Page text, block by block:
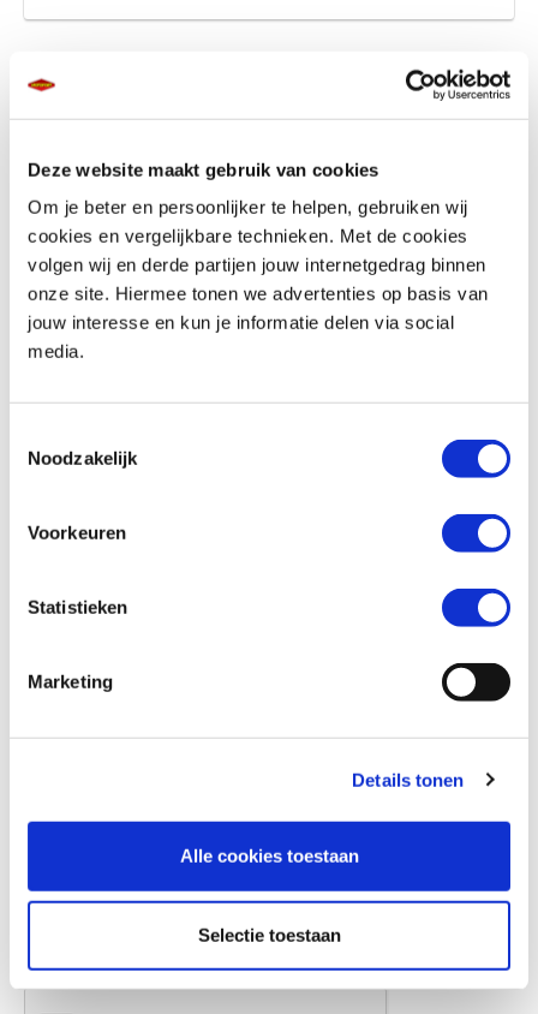
Deze website maakt gebruik van cookies
Om je beter en persoonlijker te helpen, gebruiken wij
cookies en vergelijkbare technieken. Met de cookies
volgen wij en derde partijen jouw internetgedrag binnen
onze site. Hiermee tonen we advertenties op basis van
jouw interesse en kun je informatie delen via social
media.
Noodzakelijk
Voorkeuren
Statistieken
Marketing
Details tonen
Alle cookies toestaan
Selectie toestaan
Woonplaats *
Vraag en/of opmerking